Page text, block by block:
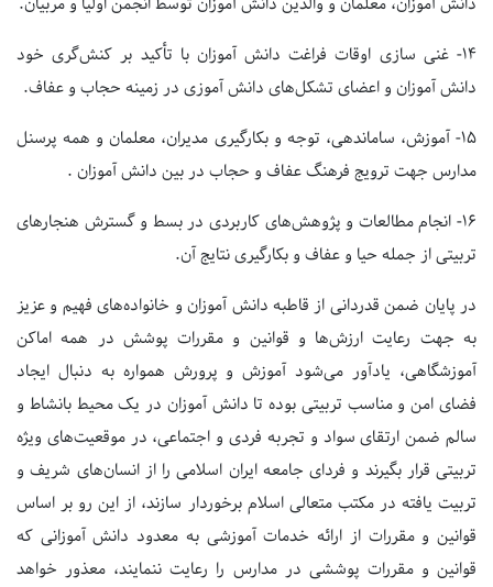
۱۴- غنی سازی اوقات فراغت دانش آموزان با تأکید بر کنش‌گری خود
دانش آموزان و اعضای تشکل‌های دانش آموزی در زمینه حجاب و عفاف.
۱۵- آموزش، ساماندهی، توجه و بکارگیری مدیران، معلمان و همه پرسنل
مدارس جهت ترویج فرهنگ عفاف و حجاب در بین دانش آموزان .
۱۶- انجام مطالعات و پژوهش‌های کاربردی در بسط و گسترش هنجارهای
تربیتی از جمله حیا و عفاف و بکارگیری نتایج آن.
در پایان ضمن قدردانی از قاطبه دانش آموزان و خانواده‌های فهیم و عزیز
به جهت رعایت ارزش‌ها و قوانین و مقررات پوشش در همه اماکن
آموزشگاهی، یادآور می‌شود آموزش و پرورش همواره به دنبال ایجاد
فضای امن و مناسب تربیتی بوده تا دانش آموزان در یک محیط بانشاط و
سالم ضمن ارتقای سواد و تجربه فردی و اجتماعی، در موقعیت‌های ویژه
تربیتی قرار بگیرند و فردای جامعه ایران اسلامی را از انسان‌های شریف و
تربیت یافته در مکتب متعالی اسلام برخوردار سازند، از این رو بر اساس
قوانین و مقررات از ارائه خدمات آموزشی به معدود دانش آموزانی که
قوانین و مقررات پوششی در مدارس را رعایت ننمایند، معذور خواهد